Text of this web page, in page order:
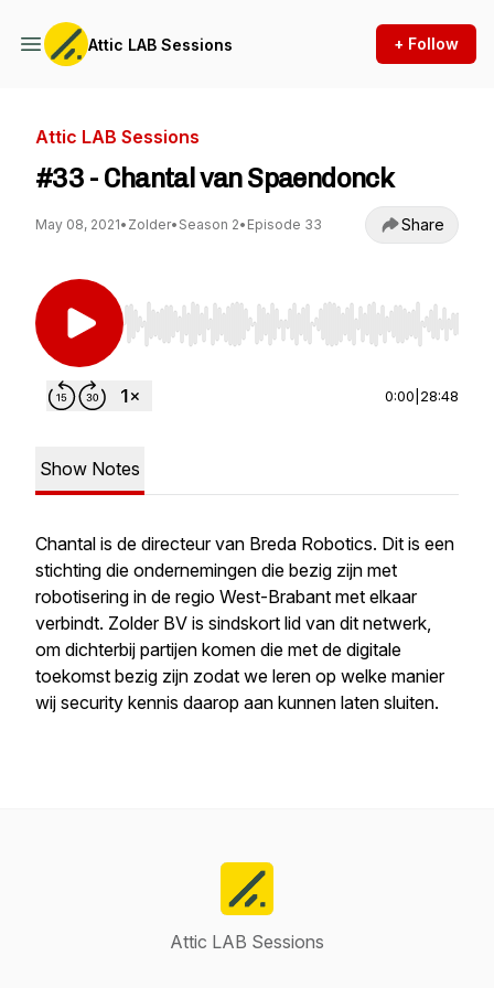
Attic LAB Sessions + Follow
Attic LAB Sessions
#33 - Chantal van Spaendonck
May 08, 2021• Zolder• Season 2• Episode 33 Share
Use Left/Right to seek, Home/End to jump to
0:00 28:48
Show Notes
Chantal is de directeur van Breda Robotics. Dit is een
stichting die ondernemingen die bezig zijn met
robotisering in de regio West-Brabant met elkaar
verbindt. Zolder BV is sindskort lid van dit netwerk,
om dichterbij partijen komen die met de digitale
toekomst bezig zijn zodat we leren op welke manier
wij security kennis daarop aan kunnen laten sluiten.
Attic LAB Sessions